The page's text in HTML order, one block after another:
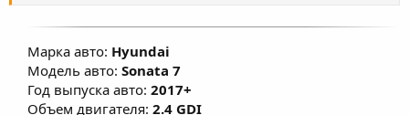
факторы, влияющие на расчет моментной
модели, переработаны алгоритмы
включения кондиционера в мощностном
режиме, что позволяет улучшить
Марка авто: Hyundai
Модель авто: Sonata 7
Год выпуска авто: 2017+
Объем двигателя: 2.4 GDI